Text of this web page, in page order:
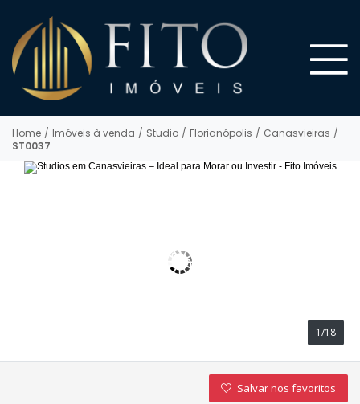
Home / Imóveis à venda / Studio / Florianópolis / Canasvieiras /
ST0037
1/18
Salvar nos favoritos